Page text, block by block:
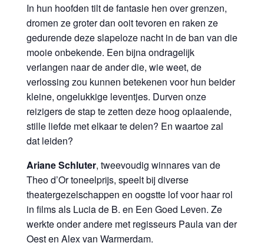
In hun hoofden tilt de fantasie hen over grenzen,
dromen ze groter dan ooit tevoren en raken ze
gedurende deze slapeloze nacht in de ban van die
mooie onbekende. Een bijna ondragelijk
verlangen naar de ander die, wie weet, de
verlossing zou kunnen betekenen voor hun beider
kleine, ongelukkige leventjes. Durven onze
reizigers de stap te zetten deze hoog oplaaiende,
stille liefde met elkaar te delen? En waartoe zal
dat leiden?
Ariane Schluter, tweevoudig winnares van de
Theo d’Or toneelprijs, speelt bij diverse
theatergezelschappen en oogstte lof voor haar rol
in films als Lucia de B. en Een Goed Leven. Ze
werkte onder andere met regisseurs Paula van der
Oest en Alex van Warmerdam.